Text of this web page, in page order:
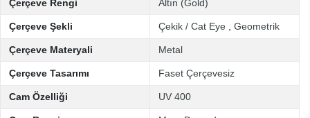
Çerçeve Rengi Altın (Gold)
Çerçeve Şekli Çekik / Cat Eye Geometrik
Çerçeve Materyali Metal
Çerçeve Tasarımı Faset Çerçevesiz
Cam Özelliği UV 400